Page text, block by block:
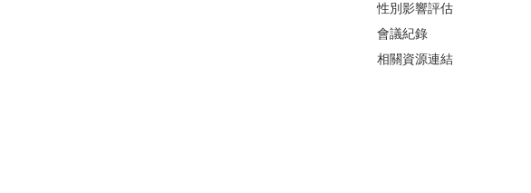
性別影響評估
會議紀錄
相關資源連結